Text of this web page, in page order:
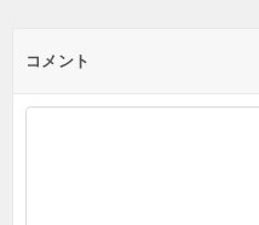
コメント